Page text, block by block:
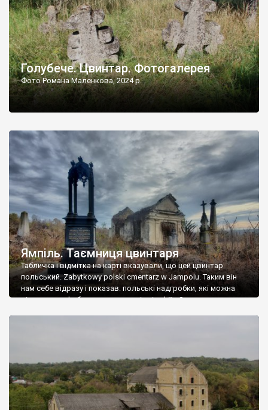
Голубече. Цвинтар. Фотогалерея
Фото Романа Маленкова, 2024 р.
Ямпіль. Таємниця цвинтаря
Табличка і відмітка на карті вказували, що цей цвинтар
польський. Zabytkowy polski cmentarz w Jampolu. Таким він
нам себе відразу і показав: польські надгробки, які можна
віднести до фабричних, польські епітафії… Загалом цвинтар